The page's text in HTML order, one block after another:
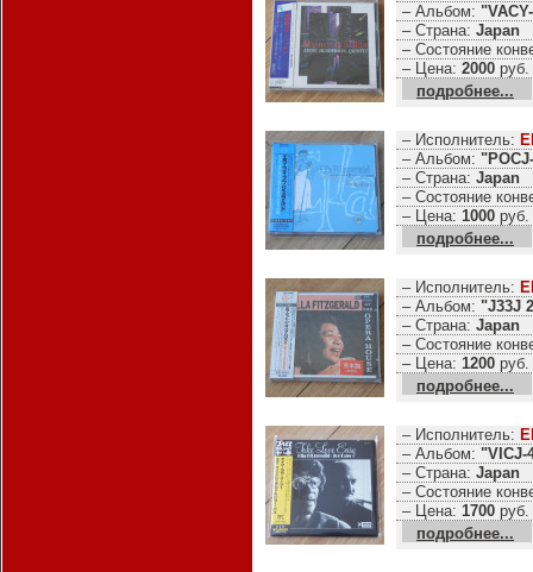
– Альбом:
– Страна: Japan
– Состояние
– Цена: 2000 руб.
подробнее...
– Исполнитель:
– Альбом:
– Страна: Japan
– Состояние
– Цена: 1000 руб.
подробнее...
– Исполнитель:
– Альбом: "J33J
– Страна: Japan
– Состояние
– Цена: 1200 руб.
подробнее...
– Исполнитель:
– Альбом: "VICJ-
– Страна: Japan
– Состояние
– Цена: 1700 руб.
подробнее...